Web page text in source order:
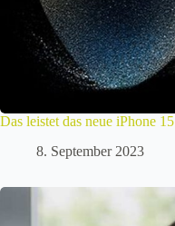
Das leistet das neue iPhone 15
8. September 2023